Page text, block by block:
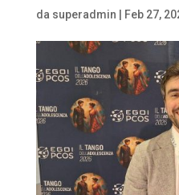
da superadmin Feb 27,